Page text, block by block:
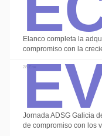
Elanco completa la
compromiso con la
28 Ene
Jornada ADSG Galicia
de compromiso con los